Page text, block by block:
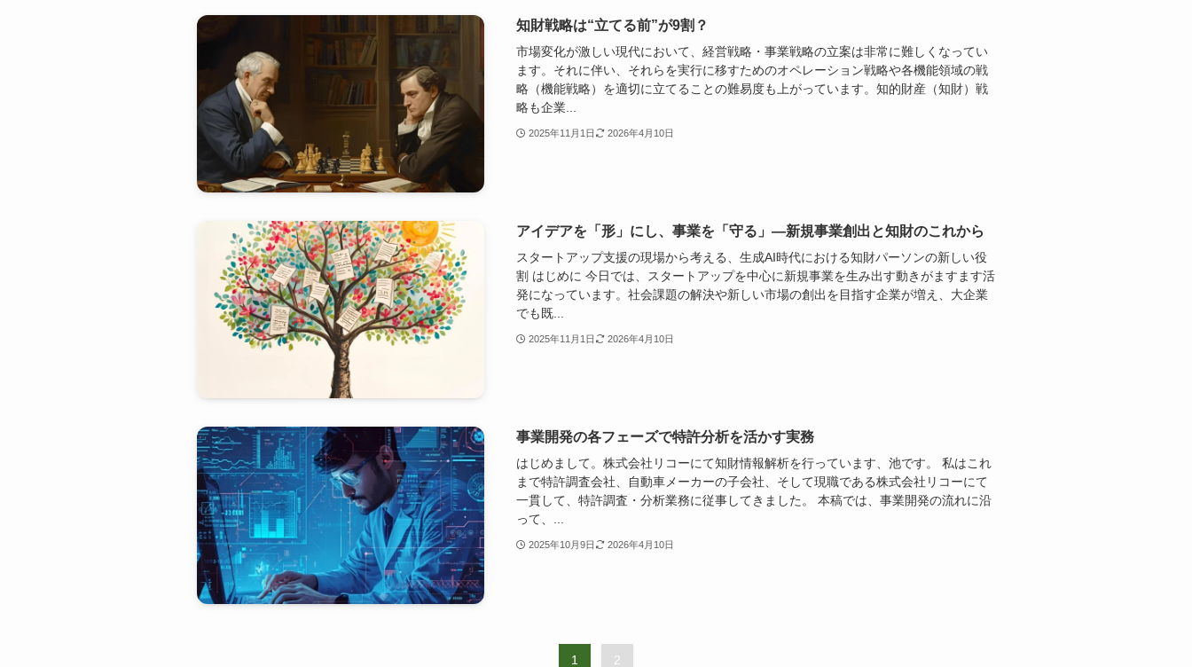
知財戦略は“立てる前”が9割？
市場変化が激しい現代において、経営戦略・事業戦略の立案は非常に難しくなってい
ます。それに伴い、それらを実行に移すためのオペレーション戦略や各機能領域の戦
略（機能戦略）を適切に立てることの難易度も上がっています。知的財産（知財）戦
略も企業...
2025年11月1日 2026年4月10日
アイデアを「形」にし、事業を「守る」―新規事業創出と知財のこれから
スタートアップ支援の現場から考える、生成AI時代における知財パーソンの新しい役
割 はじめに 今日では、スタートアップを中心に新規事業を生み出す動きがますます活
発になっています。社会課題の解決や新しい市場の創出を目指す企業が増え、大企業
でも既...
2025年11月1日 2026年4月10日
事業開発の各フェーズで特許分析を活かす実務
はじめまして。株式会社リコーにて知財情報解析を行っています、池です。 私はこれ
まで特許調査会社、自動車メーカーの子会社、そして現職である株式会社リコーにて
一貫して、特許調査・分析業務に従事してきました。 本稿では、事業開発の流れに沿
って、...
2025年10月9日 2026年4月10日
1 2